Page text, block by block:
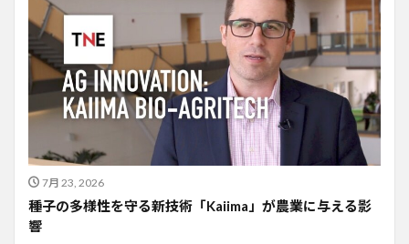
7月 23, 2026
種子の多様性を守る新技術「Kaiima」が農業に与える影
響